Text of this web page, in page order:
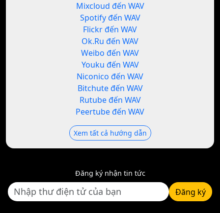
Mixcloud đến WAV
Spotify đến WAV
Flickr đến WAV
Ok.Ru đến WAV
Weibo đến WAV
Youku đến WAV
Niconico đến WAV
Bitchute đến WAV
Rutube đến WAV
Peertube đến WAV
Xem tất cả hướng dẫn
Đăng ký nhận tin tức
Đăng ký